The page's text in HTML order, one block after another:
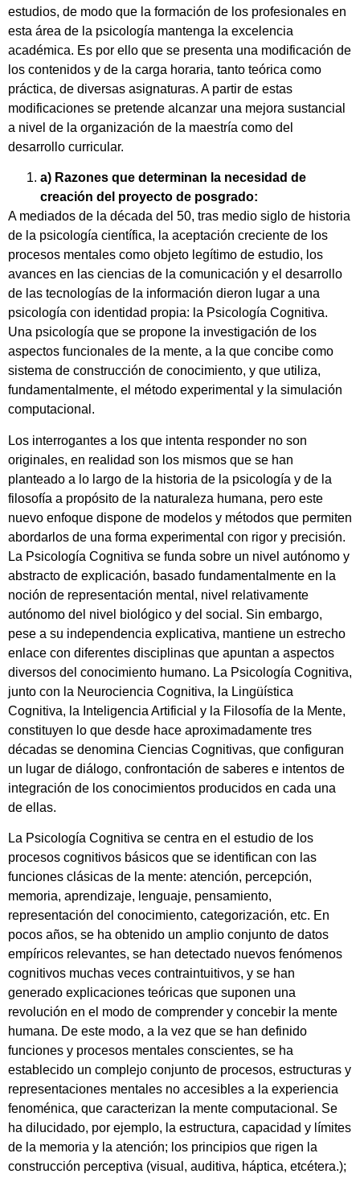
estudios, de modo que la formación de los profesionales en
esta área de la psicología mantenga la excelencia
académica. Es por ello que se presenta una modificación de
los contenidos y de la carga horaria, tanto teórica como
práctica, de diversas asignaturas. A partir de estas
modificaciones se pretende alcanzar una mejora sustancial
a nivel de la organización de la maestría como del
desarrollo curricular.
a) Razones que determinan la necesidad de
creación del proyecto de posgrado:
A mediados de la década del 50, tras medio siglo de historia
de la psicología científica, la aceptación creciente de los
procesos mentales como objeto legítimo de estudio, los
avances en las ciencias de la comunicación y el desarrollo
de las tecnologías de la información dieron lugar a una
psicología con identidad propia: la Psicología Cognitiva.
Una psicología que se propone la investigación de los
aspectos funcionales de la mente, a la que concibe como
sistema de construcción de conocimiento, y que utiliza,
fundamentalmente, el método experimental y la simulación
computacional.
Los interrogantes a los que intenta responder no son
originales, en realidad son los mismos que se han
planteado a lo largo de la historia de la psicología y de la
filosofía a propósito de la naturaleza humana, pero este
nuevo enfoque dispone de modelos y métodos que permiten
abordarlos de una forma experimental con rigor y precisión.
La Psicología Cognitiva se funda sobre un nivel autónomo y
abstracto de explicación, basado fundamentalmente en la
noción de representación mental, nivel relativamente
autónomo del nivel biológico y del social. Sin embargo,
pese a su independencia explicativa, mantiene un estrecho
enlace con diferentes disciplinas que apuntan a aspectos
diversos del conocimiento humano. La Psicología Cognitiva,
junto con la Neurociencia Cognitiva, la Lingüística
Cognitiva, la Inteligencia Artificial y la Filosofía de la Mente,
constituyen lo que desde hace aproximadamente tres
décadas se denomina Ciencias Cognitivas, que configuran
un lugar de diálogo, confrontación de saberes e intentos de
integración de los conocimientos producidos en cada una
de ellas.
La Psicología Cognitiva se centra en el estudio de los
procesos cognitivos básicos que se identifican con las
funciones clásicas de la mente: atención, percepción,
memoria, aprendizaje, lenguaje, pensamiento,
representación del conocimiento, categorización, etc. En
pocos años, se ha obtenido un amplio conjunto de datos
empíricos relevantes, se han detectado nuevos fenómenos
cognitivos muchas veces contraintuitivos, y se han
generado explicaciones teóricas que suponen una
revolución en el modo de comprender y concebir la mente
humana. De este modo, a la vez que se han definido
funciones y procesos mentales conscientes, se ha
establecido un complejo conjunto de procesos, estructuras y
representaciones mentales no accesibles a la experiencia
fenoménica, que caracterizan la mente computacional. Se
ha dilucidado, por ejemplo, la estructura, capacidad y límites
de la memoria y la atención; los principios que rigen la
construcción perceptiva (visual, auditiva, háptica, etcétera.);